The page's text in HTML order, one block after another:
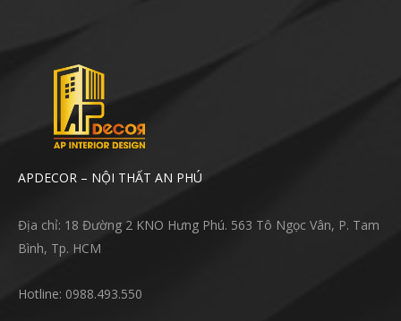
APDECOR – NỘI THẤT AN PHÚ
Địa chỉ: 18 Đường 2 KNO Hưng Phú. 563 Tô Ngọc Vân, P. Tam
Bình, Tp. HCM
Hotline: 0988.493.550